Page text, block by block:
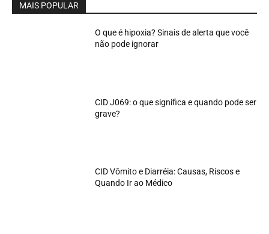
MAIS POPULAR
O que é hipoxia? Sinais de alerta que você
não pode ignorar
CID J069: o que significa e quando pode ser
grave?
CID Vômito e Diarréia: Causas, Riscos e
Quando Ir ao Médico